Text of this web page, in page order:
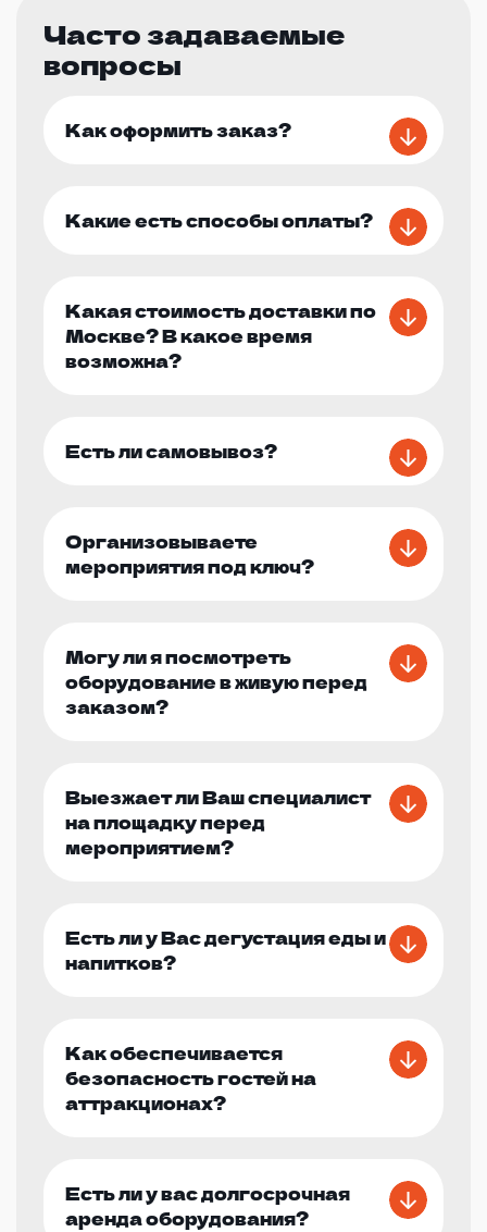
Часто задаваемые
вопросы
Как оформить заказ?
Какие есть способы оплаты?
Какая стоимость доставки по
Москве? В какое время
возможна?
Есть ли самовывоз?
Организовываете
мероприятия под ключ?
Могу ли я посмотреть
оборудование в живую перед
заказом?
Выезжает ли Ваш специалист
на площадку перед
мероприятием?
Есть ли у Вас дегустация еды и
напитков?
Как обеспечивается
безопасность гостей на
аттракционах?
Есть ли у вас долгосрочная
аренда оборудования?